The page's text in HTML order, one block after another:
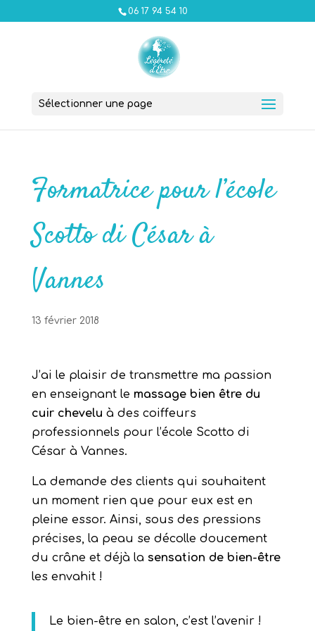
06 17 94 54 10
Sélectionner une page
Formatrice pour l’école
Scotto di César à
Vannes
13 février 2018
J’ai le plaisir de transmettre ma passion
en enseignant le massage bien être du
cuir chevelu à des coiffeurs
professionnels pour l’école Scotto di
César à Vannes.
La demande des clients qui souhaitent
un moment rien que pour eux est en
pleine essor. Ainsi, sous des pressions
précises, la peau se décolle doucement
du crâne et déjà la sensation de bien-être
les envahit !
Le bien-être en salon, c’est l’avenir !